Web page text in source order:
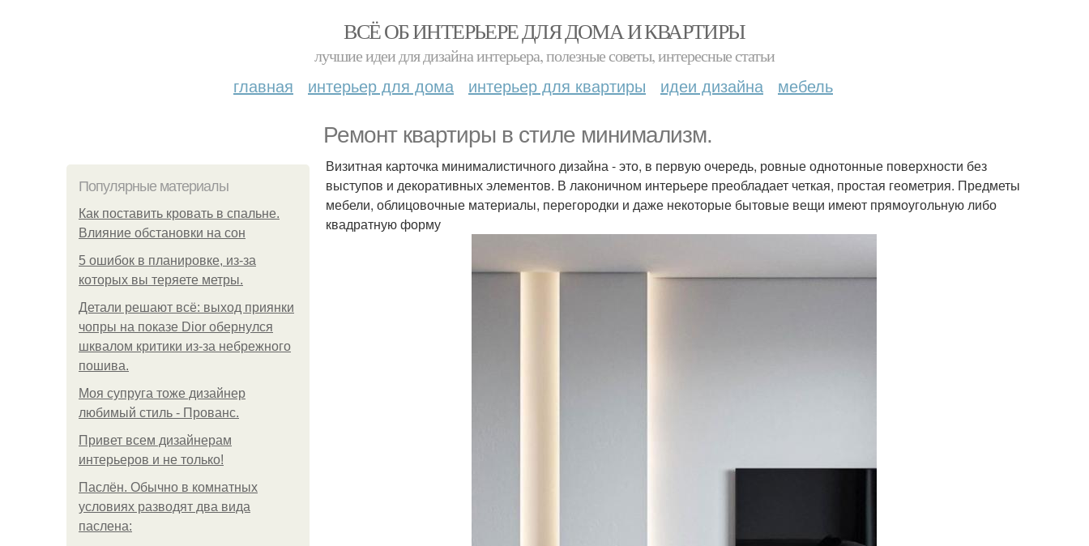
ВСЁ ОБ ИНТЕРЬЕРЕ ДЛЯ ДОМА И КВАРТИРЫ
лучшие идеи для дизайна интерьера, полезные советы, интересные статьи
главная интерьер для дома интерьер для квартиры идеи дизайна мебель
Ремонт квартиры в стиле минимализм.
Популярные материалы
Как поставить кровать в спальне.
Влияние обстановки на сон
5 ошибок в планировке, из-за
которых вы теряете метры.
Детали решают всё: выход приянки
чопры на показе Dior обернулся
шквалом критики из-за небрежного
пошива.
Моя супруга тоже дизайнер
любимый стиль - Прованс.
Привет всем дизайнерам
интерьеров и не только!
Паслён. Обычно в комнатных
условиях разводят два вида
паслена:
Визитная карточка минималистичного дизайна - это, в первую очередь, ровные однотонные поверхности без
выступов и декоративных элементов. В лаконичном интерьере преобладает четкая, простая геометрия. Предметы
мебели, облицовочные материалы, перегородки и даже некоторые бытовые вещи имеют прямоугольную либо
квадратную форму